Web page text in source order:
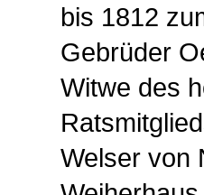
bis 1812
Gebrüder
Witwe des
Welser von